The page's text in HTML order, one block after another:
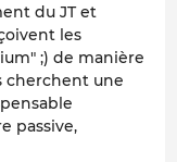
du JT et
les
;) de manière
cherchent une
passive,